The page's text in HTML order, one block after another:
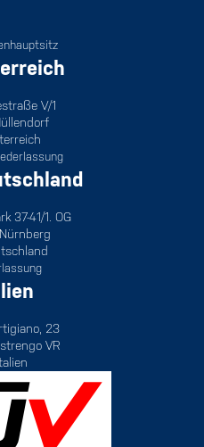
V/1
37-41/1. OG
23
VR